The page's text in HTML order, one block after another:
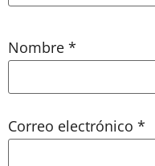
Nombre *
Correo electrónico *